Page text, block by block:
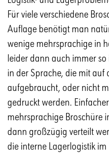
Für viele verschiedene
Auflage benötigt man
wenige mehrsprachige in
leider dann auch immer
in der Sprache, die mit auf
aufgebraucht, oder nicht
gedruckt werden.
mehrsprachige Broschüre
dann großzügig verteilt
die interne Lagerlogistik